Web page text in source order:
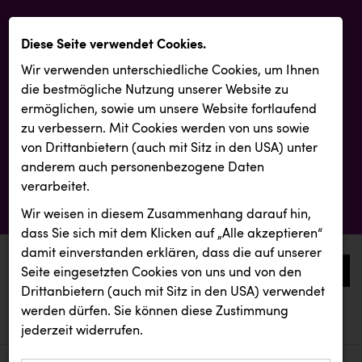
0
aktuelle aussendungen
aktuelle aussendungen
Diese Seite verwendet Cookies.
Wir verwenden unterschiedliche Cookies, um Ihnen
die best­mögliche Nutzung unserer Website zu
ermöglichen, sowie um unsere Website fortlaufend
zu verbessern. Mit Cookies werden von uns sowie
von Drittanbietern (auch mit Sitz in den USA) unter
anderem auch personenbezogene Daten
verarbeitet.
Wir weisen in diesem Zusammenhang darauf hin,
dass Sie sich mit dem Klicken auf „Alle akzeptieren“
damit ein­ver­standen erklären, dass die auf unserer
Seite eingesetzten Cookies von uns und von den
Drittanbietern (auch mit Sitz in den USA) verwendet
werden dürfen. Sie können diese Zustimmung
jederzeit widerrufen.